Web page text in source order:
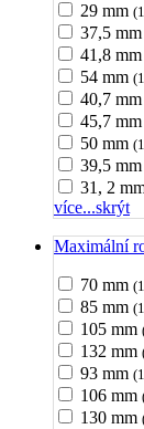
29 mm
37,5 mm
41,8 mm
54 mm
40,7 mm
45,7 mm
50 mm
39,5 mm
31, 2
více...skrýt
Maximální
70 mm
85 mm
105 mm
132 mm
93 mm
106 mm
130 mm